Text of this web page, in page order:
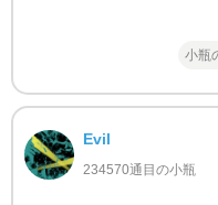
小瓶
Evil
234570通目の小瓶